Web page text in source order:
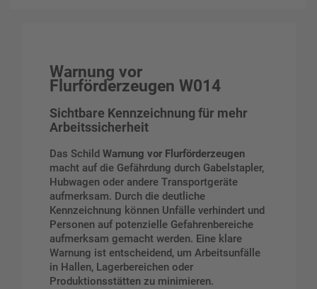
Warnung vor
Flurförderzeugen W014
Sichtbare Kennzeichnung für mehr
Arbeitssicherheit
Das Schild Warnung vor Flurförderzeugen
macht auf die Gefährdung durch Gabelstapler,
Hubwagen oder andere Transportgeräte
aufmerksam. Durch die deutliche
Kennzeichnung können Unfälle verhindert und
Personen auf potenzielle Gefahrenbereiche
aufmerksam gemacht werden. Eine klare
Warnung ist entscheidend, um Arbeitsunfälle
in Hallen, Lagerbereichen oder
Produktionsstätten zu minimieren.